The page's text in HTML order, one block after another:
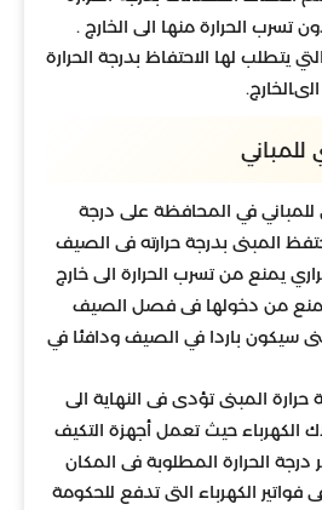
تسرب الحرارة منها الى الخارج .
يتطلب لها الاحتفاظ بدرجة الحرارة
الخارج.
للمباني
للمباني في المحافظة على درجة
المبنى بدرجة حرارته فى الصيف
يمنع من تسرب الحرارة الى خارج
من دخولها فى فصل الصيف
سيكون باردا في الصيف ودافئا في
المبنى تؤدى فى النهاية الى
الكهرباء حيث تعمل أجهزة التكيف
الحرارة المطلوبة فى المكان
فواتير الكهرباء التى تدفع للحكومة